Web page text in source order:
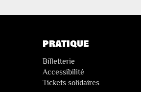
PRATIQUE
Billetterie
Accessibilité
Tickets solidaires